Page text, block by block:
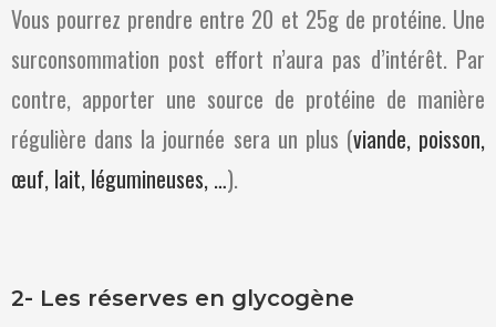
Vous pourrez prendre entre 20 et 25g de protéine. Une
surconsommation post effort n’aura pas d’intérêt. Par
contre, apporter une source de protéine de manière
régulière dans la journée sera un plus (viande, poisson,
œuf, lait, légumineuses, …).
2- Les réserves en glycogène